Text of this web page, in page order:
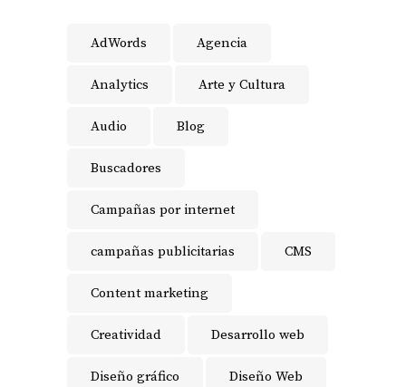
AdWords Agencia
Analytics Arte y Cultura
Audio Blog
Buscadores
Campañas por internet
campañas publicitarias CMS
Content marketing
Creatividad Desarrollo web
Diseño gráfico Diseño Web